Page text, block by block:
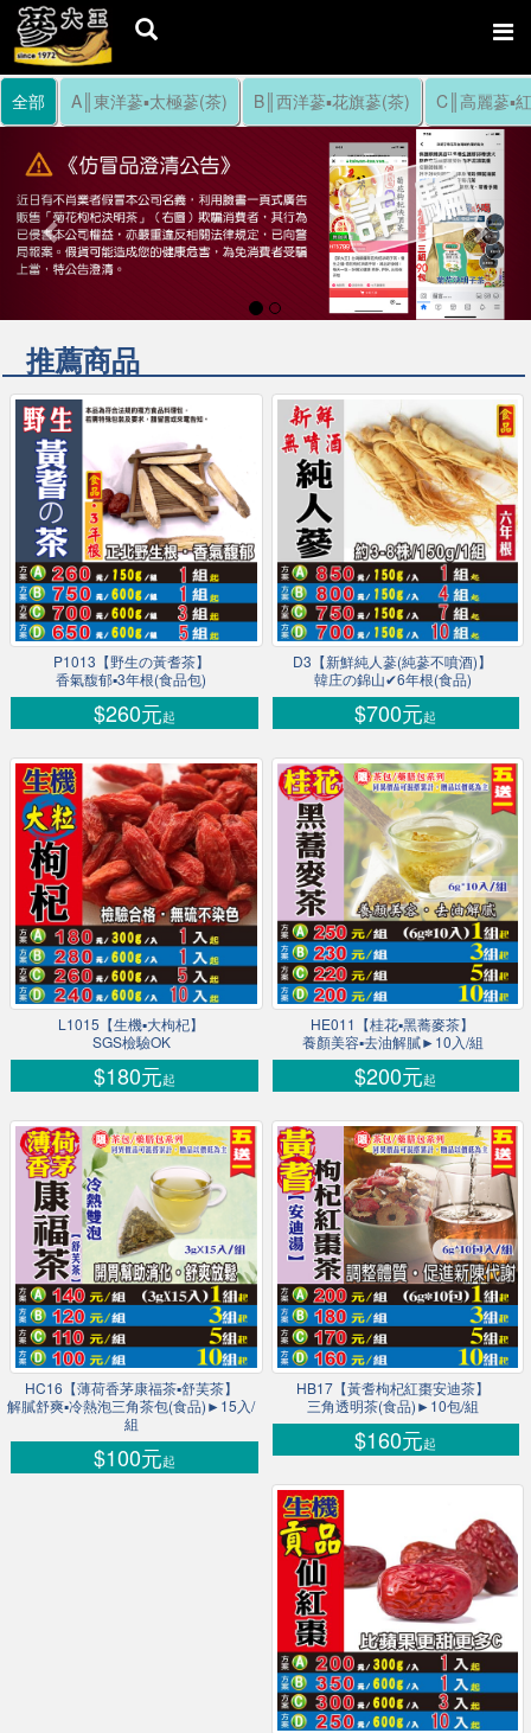
Previous
全部 A║東洋蔘▪太極蔘(茶) B║西洋蔘▪花旗蔘(茶) C║高麗蔘▪
推薦商品
P1013【野生の黃耆茶】
香氣馥郁▪3年根(食品包)
$260元起
D3【新鮮純人蔘(純蔘不噴酒)】
韓庄の錦山✔6年根(食品)
$700元起
L1015【生機▪大枸杞】
SGS檢驗OK
$180元起
HE011【桂花▪黑蕎麥茶】
養顏美容▪去油解膩►10入/組
$200元起
HC16【薄荷香茅康福茶▪舒芙茶】
解膩舒爽▪冷熱泡三角茶包(食品)►15入/
組
$100元起
HB17【黃耆枸杞紅棗安迪茶】
三角透明茶(食品)►10包/組
$160元起